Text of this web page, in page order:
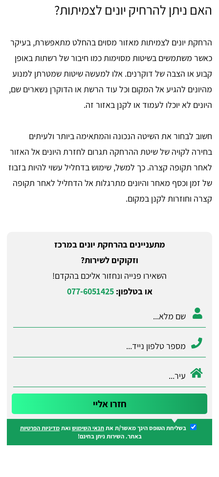
האם ניתן להרחיק יונים לצמיתות?
הרחקת יונים לצמיתות מאזור מסוים בהחלט מתאפשרת, בעיקר
כאשר משתמשים בשיטות מסוימות כמו חיבור של רשתות באופן
קבוע או הצבה של דוקרנים. אלו למעשה שיטות שמטרתן למנוע
מהיונים להגיע אל המקום וכל עוד הרשת או הדוקרן נשארים שם,
היונים לא יוכלו לעמוד או לקנן באזור זה.
חשוב לבחור את השיטה הנכונה והמתאימה ביותר ולעיתים
בחירה לקויה של שיטת ההרחקה תגרום לחזרת היונים אל האזור
לאחר תקופה קצרה. כך למשל, שימוש בדחליל עשוי להיות בזבוז
של זמן וכסף מאחר והיונים מתרגלות אל הדחליל לאחר תקופה
קצרה וחוזרות לקנן במקום.
מתעניינים בהרחקת יונים במרכז
וזקוקים לשירות?
השאירו פנייה ונחזור אליכם בהקדם!
או בטלפון:077-6051425
בשליחת הטופס הינך מאשר/ת אתתנאי השימושואתמדיניות הפרטיות
באתר. השירות ניתן בחינם!